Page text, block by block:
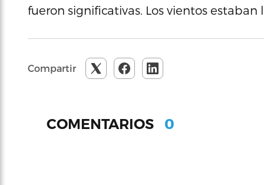
fueron significativas. Los vientos estaban
Compartir
COMENTARIOS 0